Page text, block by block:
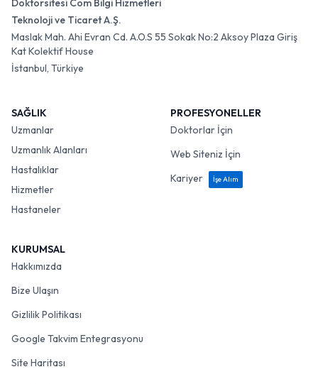
Doktorsitesi Com Bilgi Hizmetleri
Teknoloji ve Ticaret A.Ş.
Maslak Mah. Ahi Evran Cd. A.O.S 55 Sokak No:2 Aksoy Plaza Giriş
Kat Kolektif House
İstanbul, Türkiye
SAĞLIK
Uzmanlar
Uzmanlık Alanları
Hastalıklar
Hizmetler
Hastaneler
PROFESYONELLER
Doktorlar İçin
Web Siteniz İçin
Kariyer
İşe Alım
KURUMSAL
Hakkımızda
Bize Ulaşın
Gizlilik Politikası
Google Takvim Entegrasyonu
Site Haritası